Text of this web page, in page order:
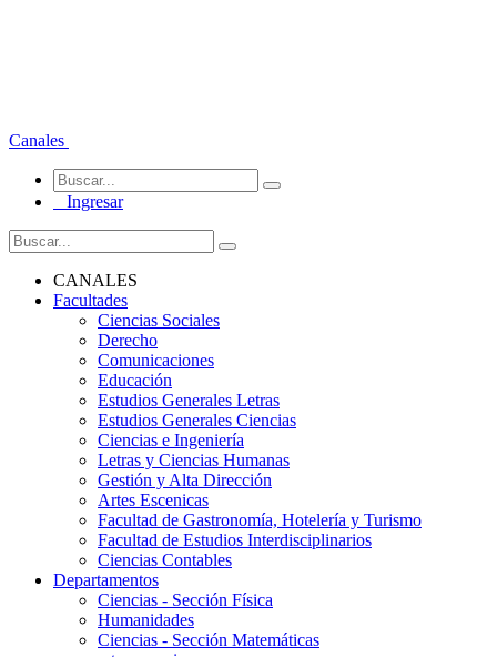
Canales
Ingresar
CANALES
Facultades
Ciencias Sociales
Derecho
Comunicaciones
Educación
Estudios Generales Letras
Estudios Generales Ciencias
Ciencias e Ingeniería
Letras y Ciencias Humanas
Gestión y Alta Dirección
Artes Escenicas
Facultad de Gastronomía, Hotelería y Turismo
Facultad de Estudios Interdisciplinarios
Ciencias Contables
Departamentos
Ciencias - Sección Física
Humanidades
Ciencias - Sección Matemáticas